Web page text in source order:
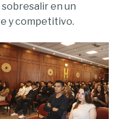
en un
y competitivo.